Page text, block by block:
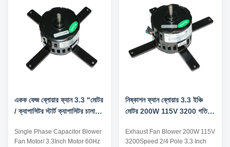
1.5 2 3000 YZJ-30-2 30W 115
60 2.17 2 3000 ...
Application: Fan
blower,ventilating fan,gas
furnace,sewage ...
একক ফেজ ব্লোয়ার ফ্যান 3.3 "মোটর
/ ক্যাপাসিটর স্টার্ট ক্যাপাসিটর চালান
Single Phase Capacitor Blower
Fan Motor/ 3.3Inch Motor 60Hz
নিষ্কাশন ফ্যান ব্লোয়ার 3.3 ইঞ্চি
মোটর 200W 115V 3200 গতি
Exhaust Fan Blower 200W 115V
3200Speed 2/4 Pole 3.3 Inch